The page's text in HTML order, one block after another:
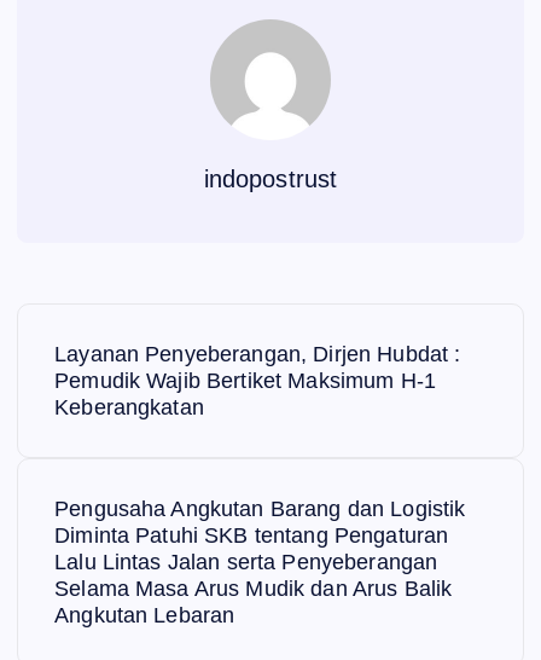
indopostrust
Layanan Penyeberangan, Dirjen Hubdat :
Pemudik Wajib Bertiket Maksimum H-1
Keberangkatan
Pengusaha Angkutan Barang dan Logistik
Diminta Patuhi SKB tentang Pengaturan
Lalu Lintas Jalan serta Penyeberangan
Selama Masa Arus Mudik dan Arus Balik
Angkutan Lebaran